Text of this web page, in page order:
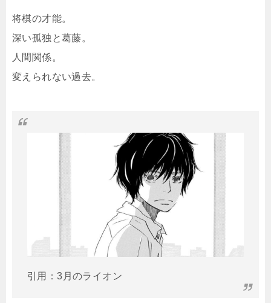
将棋の才能。
深い孤独と葛藤。
人間関係。
変えられない過去。
引用：3月のライオン